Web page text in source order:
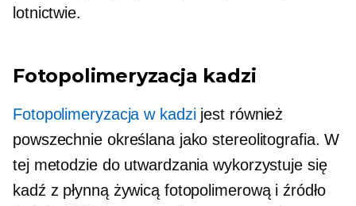
lotnictwie.
Fotopolimeryzacja kadzi
Fotopolimeryzacja w kadzijest również
powszechnie określana jako stereolitografia. W
tej metodzie do utwardzania wykorzystuje się
kadź z płynną żywicą fotopolimerową i źródło